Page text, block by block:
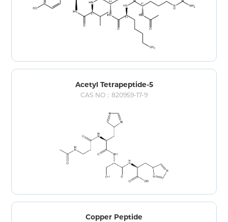
Acetyl Tetrapeptide-5
CAS NO：820959-17-9
Copper Peptide